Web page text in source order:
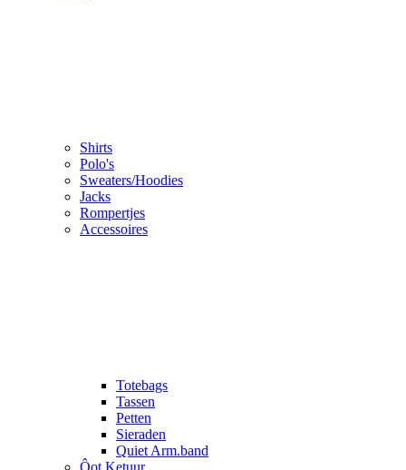
Shirts
Polo's
Sweaters/Hoodies
Jacks
Rompertjes
Accessoires
Totebags
Tassen
Petten
Sieraden
Quiet Arm.band
Ôot Ketuur